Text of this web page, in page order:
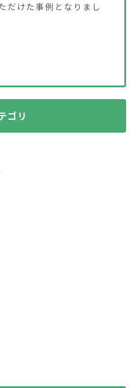
だけた事例となりまし
ゴリ